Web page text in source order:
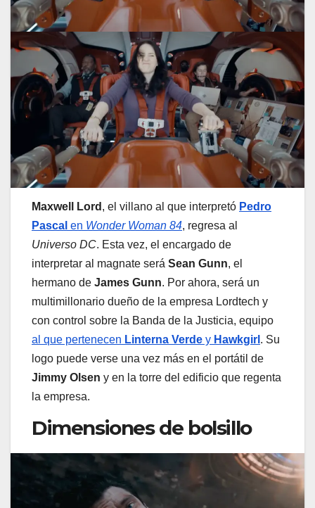
Maxwell Lord , el villano al que interpretó Pedro
Pascal en Wonder Woman 84, regresa al
Universo DC. Esta vez, el encargado de
interpretar al magnate será Sean Gunn, el
hermano de James Gunn. Por ahora, será un
multimillonario dueño de la empresa Lordtech y
con control sobre la Banda de la Justicia, equipo
al que pertenecen Linterna Verde y Hawkgirl . Su
logo puede verse una vez más en el portátil de
Jimmy Olsen y en la torre del edificio que regenta
la empresa.
Dimensiones de bolsillo